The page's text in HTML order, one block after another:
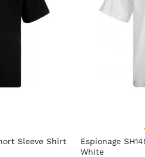
Sleeve Shirt
Espionage
White